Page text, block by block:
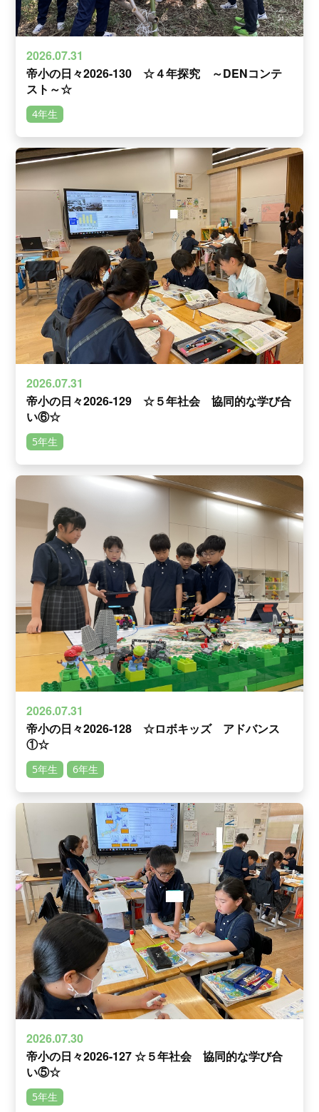
2026.07.31
帝小の日々2026-130 ☆４年探究 ～DENコンテ
スト～☆
4年生
2026.07.31
帝小の日々2026-129 ☆５年社会 協同的な学び合
い⑥☆
5年生
2026.07.31
帝小の日々2026-128 ☆ロボキッズ アドバンス
①☆
5年生 6年生
2026.07.30
帝小の日々2026-127 ☆５年社会 協同的な学び合
い⑤☆
5年生